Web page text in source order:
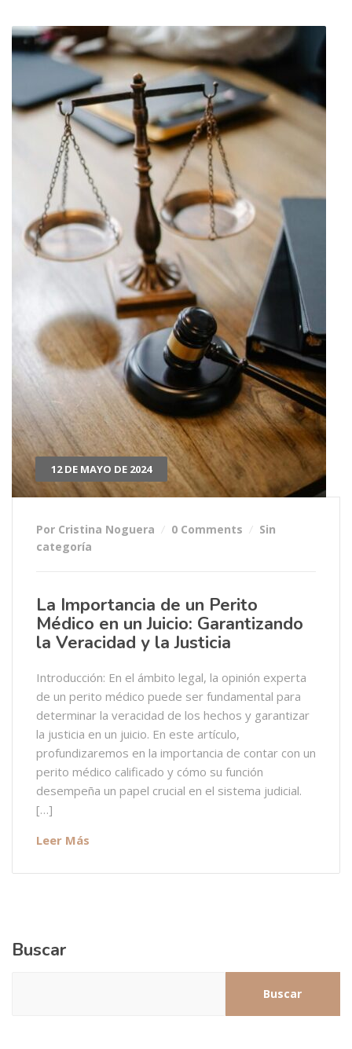
12 DE MAYO DE 2024
Por Cristina Noguera 0 Comments
Sin
categoría
La Importancia de un Perito
Médico en un Juicio: Garantizando
la Veracidad y la Justicia
Introducción: En el ámbito legal, la opinión experta
de un perito médico puede ser fundamental para
determinar la veracidad de los hechos y garantizar
la justicia en un juicio. En este artículo,
profundizaremos en la importancia de contar con un
perito médico calificado y cómo su función
desempeña un papel crucial en el sistema judicial.
[…]
Leer Más
Buscar
Buscar